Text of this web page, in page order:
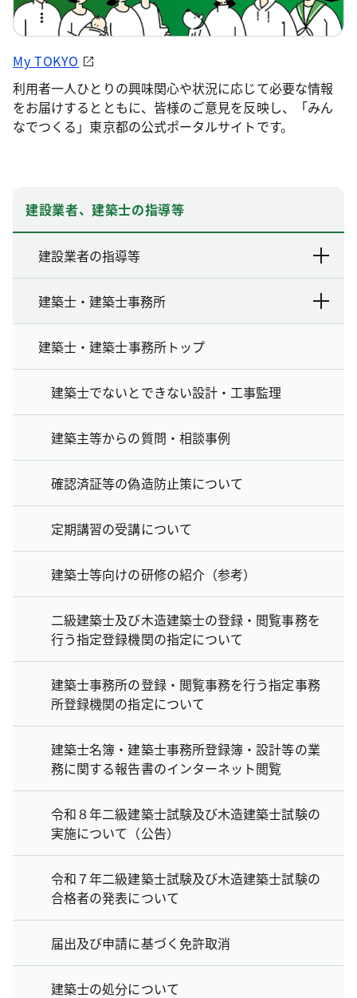
My TOKYO
利用者一人ひとりの興味関心や状況に応じて必要な情報
をお届けするとともに、皆様のご意見を反映し、「みん
なでつくる」東京都の公式ポータルサイトです。
建設業者、建築士の指導等
建設業者の指導等
建築士・建築士事務所
建築士・建築士事務所トップ
建築士でないとできない設計・工事監理
建築主等からの質問・相談事例
確認済証等の偽造防止策について
定期講習の受講について
建築士等向けの研修の紹介（参考）
二級建築士及び木造建築士の登録・閲覧事務を
行う指定登録機関の指定について
建築士事務所の登録・閲覧事務を行う指定事務
所登録機関の指定について
建築士名簿・建築士事務所登録簿・設計等の業
務に関する報告書のインターネット閲覧
令和８年二級建築士試験及び木造建築士試験の
実施について（公告）
令和７年二級建築士試験及び木造建築士試験の
合格者の発表について
届出及び申請に基づく免許取消
建築士の処分について